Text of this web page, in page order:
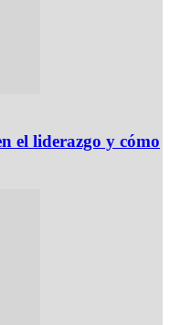
el liderazgo y cómo